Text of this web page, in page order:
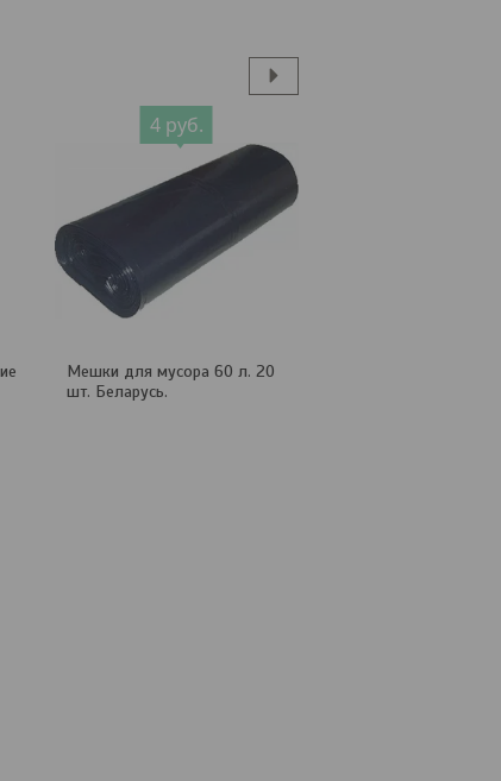
Мешки для мусора 60 л. 20
шт. Беларусь.
4 руб.